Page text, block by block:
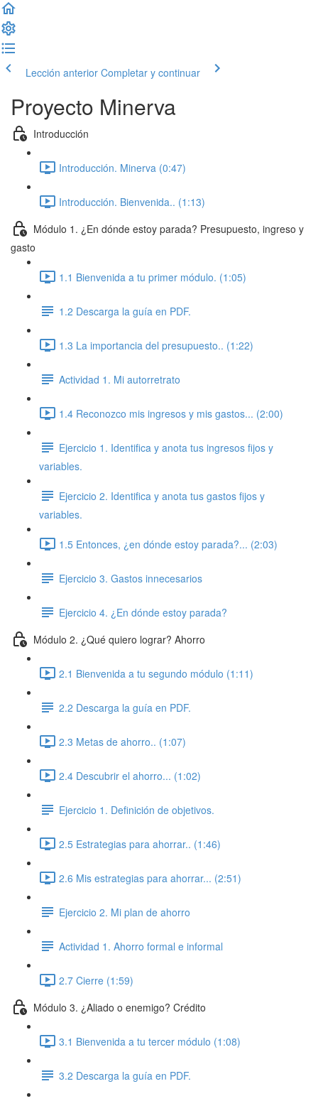
Lección anterior Completar y continuar
Proyecto Minerva
Introducción
Introducción. Minerva (0:47)
Introducción. Bienvenida.. (1:13)
Módulo 1. ¿En dónde estoy parada? Presupuesto, ingreso y
gasto
1.1 Bienvenida a tu primer módulo. (1:05)
1.2 Descarga la guía en PDF.
1.3 La importancia del presupuesto.. (1:22)
Actividad 1. Mi autorretrato
1.4 Reconozco mis ingresos y mis gastos... (2:00)
Ejercicio 1. Identifica y anota tus ingresos fijos y
variables.
Ejercicio 2. Identifica y anota tus gastos fijos y
variables.
1.5 Entonces, ¿en dónde estoy parada?... (2:03)
Ejercicio 3. Gastos innecesarios
Ejercicio 4. ¿En dónde estoy parada?
Módulo 2. ¿Qué quiero lograr? Ahorro
2.1 Bienvenida a tu segundo módulo (1:11)
2.2 Descarga la guía en PDF.
2.3 Metas de ahorro.. (1:07)
2.4 Descubrir el ahorro... (1:02)
Ejercicio 1. Definición de objetivos.
2.5 Estrategias para ahorrar.. (1:46)
2.6 Mis estrategias para ahorrar... (2:51)
Ejercicio 2. Mi plan de ahorro
Actividad 1. Ahorro formal e informal
2.7 Cierre (1:59)
Módulo 3. ¿Aliado o enemigo? Crédito
3.1 Bienvenida a tu tercer módulo (1:08)
3.2 Descarga la guía en PDF.